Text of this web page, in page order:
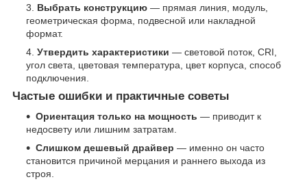
Выбрать конструкцию — прямая линия, модуль,
геометрическая форма, подвесной или накладной
формат.
Утвердить характеристики — световой поток, CRI,
угол света, цветовая температура, цвет корпуса, способ
подключения.
Частые ошибки и практичные советы
Ориентация только на мощность — приводит к
недосвету или лишним затратам.
Слишком дешевый драйвер — именно он часто
становится причиной мерцания и раннего выхода из
строя.